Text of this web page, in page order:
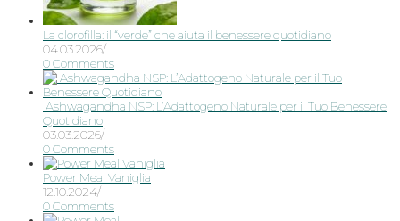
La clorofilla: il “verde” che aiuta il benessere quotidiano
04.03.2026/
0 Comments
Ashwagandha NSP: L’Adattogeno Naturale per il Tuo Benessere
Quotidiano
03.03.2026/
0 Comments
Power Meal Vaniglia
12.10.2024/
0 Comments